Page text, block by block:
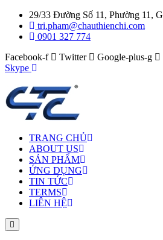
29/33 Đường Số 11, Phường 11,
tri.pham@chauthienchi.com
0901 327 774
Facebook-f
Twitter Google-plus-g
Skype
TRANG CHỦ
ABOUT US
SẢN PHẨM
ỨNG DỤNG
TIN TỨC
TERMS
LIÊN HỆ